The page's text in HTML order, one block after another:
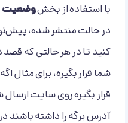
با استفاده از بخشوضعیت
در حالت منتشر شده،
کنید تا در هر حالتی که قصد
شما قرار بگیره، برای
قرار بگیره روی سایت
آدرس برگه را داشته باشند